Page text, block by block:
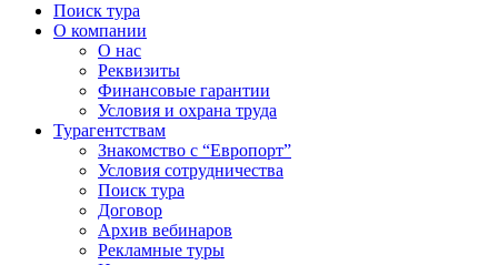
Поиск тура
О компании
О нас
Реквизиты
Финансовые гарантии
Условия и охрана труда
Турагентствам
Знакомство с “Европорт”
Условия сотрудничества
Поиск тура
Договор
Архив вебинаров
Рекламные туры